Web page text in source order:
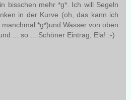
bisschen mehr *g*. Ich will Segeln
in der Kurve (oh, das kann ich
*g*)und Wasser von oben
... so ... Schöner Eintrag, Ela! :-)